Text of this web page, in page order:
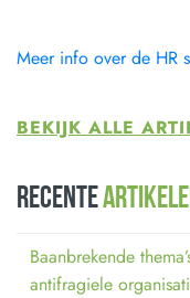
Meer info over de HR
BEKIJK ALLE
RECENTE
Baanbrekende
antifragiele